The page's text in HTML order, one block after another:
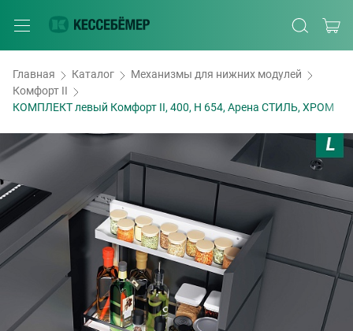
Главная Каталог
Механизмы для нижних модулей
Комфорт II
КОМПЛЕКТ левый Комфорт II, 400, H 654, Арена СТИЛЬ, ХРОМ